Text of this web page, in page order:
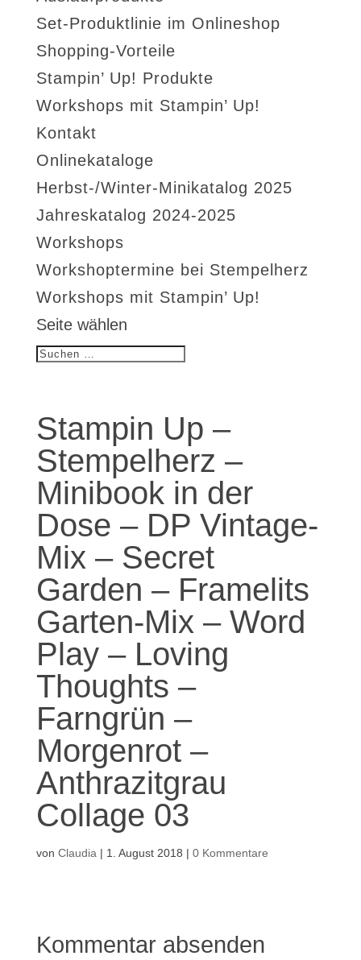
Set-Produktlinie im Onlineshop
Shopping-Vorteile
Stampin’ Up! Produkte
Workshops mit Stampin’ Up!
Kontakt
Onlinekataloge
Herbst-/Winter-Minikatalog 2025
Jahreskatalog 2024-2025
Workshops
Workshoptermine bei Stempelherz
Workshops mit Stampin’ Up!
Seite wählen
Stampin Up –
Stempelherz –
Minibook in der
Dose – DP Vintage-
Mix – Secret
Garden – Framelits
Garten-Mix – Word
Play – Loving
Thoughts –
Farngrün –
Morgenrot –
Anthrazitgrau
Collage 03
von Claudia | 1. August 2018 | 0 Kommentare
Kommentar absenden